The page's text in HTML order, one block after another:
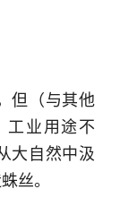
但（与其他
工业用途不
大自然中汲
丝。